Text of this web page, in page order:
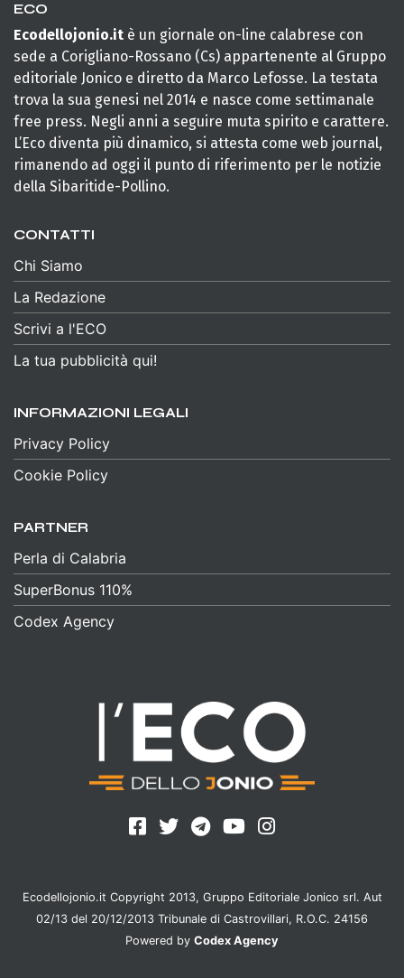
ECO
Ecodellojonio.it è un giornale on-line calabrese con
sede a Corigliano-Rossano (Cs) appartenente al Gruppo
editoriale Jonico e diretto da Marco Lefosse. La testata
trova la sua genesi nel 2014 e nasce come settimanale
free press. Negli anni a seguire muta spirito e carattere.
L’Eco diventa più dinamico, si attesta come web journal,
rimanendo ad oggi il punto di riferimento per le notizie
della Sibaritide-Pollino.
CONTATTI
Chi Siamo
La Redazione
Scrivi a l'ECO
La tua pubblicità qui!
INFORMAZIONI LEGALI
Privacy Policy
Cookie Policy
PARTNER
Perla di Calabria
SuperBonus 110%
Codex Agency
Ecodellojonio.it Copyright 2013, Gruppo Editoriale Jonico srl. Aut
02/13 del 20/12/2013 Tribunale di Castrovillari, R.O.C. 24156
Powered by Codex Agency